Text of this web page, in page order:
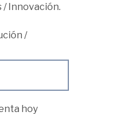
/Innovación.
/
hoy